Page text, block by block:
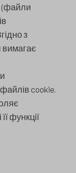
(файли
з
вимагає
cookie.
функції